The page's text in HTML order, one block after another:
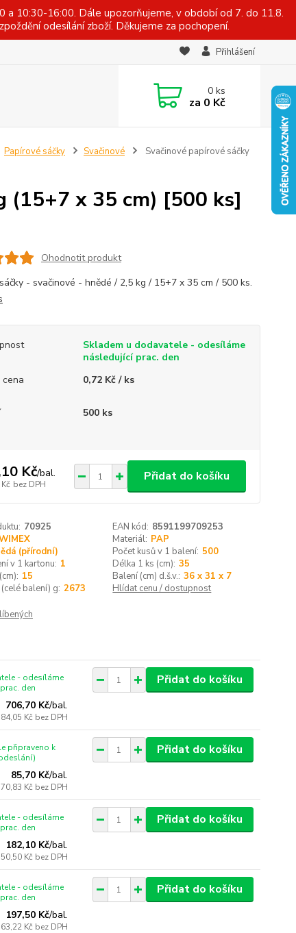
a 10:30-16:00. Dále upozorňujeme, v období od 7. do 11.8.
odesílání zboží. Děkujeme za pochopení.
Přihlášení
0ks
za 0 Kč
Papírové sáčky Svačinové
Svačinové papírové sáčky
(15+7 x 35 cm) [500 ks]
Ohodnotit produkt
- svačinové - hnědé / 2,5 kg / 15+7 x 35 cm / 500 ks.
Skladem u dodavatele - odesíláme
následující prac. den
cena
0,72 Kč / ks
500 ks
Kč/bal.
bez DPH
Přidat do košíku
70925 EAN kód: 8591199709253
Materiál: PAP
(přírodní) Počet kusů v 1 balení: 500
v 1 kartonu: 1 Délka 1 ks (cm): 35
15 Balení (cm) d.š.v.: 36 x 31 x 7
balení) g: 2673 Hlídat cenu / dostupnost
706,70 Kč/bal.
Kč bez DPH
- odesíláme
den
Přidat do košíku
85,70 Kč/bal.
70,83 Kč bez DPH
připraveno k
Přidat do košíku
182,10 Kč/bal.
Kč bez DPH
- odesíláme
den
Přidat do košíku
197,50 Kč/bal.
Kč bez DPH
- odesíláme
den
Přidat do košíku